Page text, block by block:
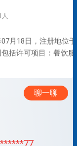
月18日，注册地位于
括许可项目：餐饮服
聊一聊